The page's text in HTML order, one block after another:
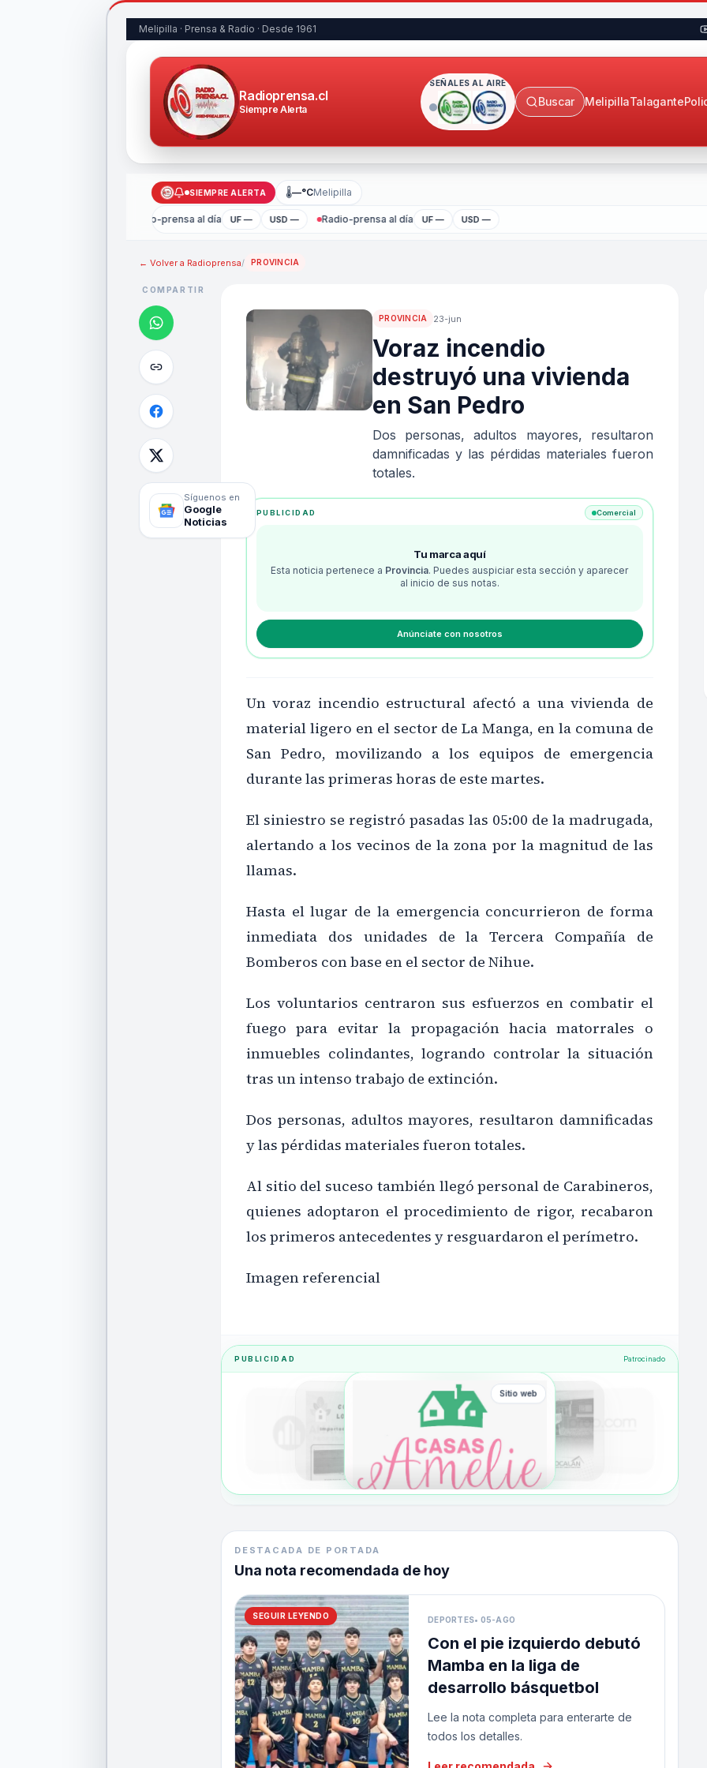
Melipilla · Prensa & Radio · Desde 1961
Radioprensa.cl
Siempre Alerta
SEÑALES AL AIRE
Buscar MelipillaTalagante
SIEMPRE ALERTA 🌡—°CMelipilla
Radio-prensa al día UF — USD — Radio-prensa al día UF — USD —
← Volver a Radioprensa/ PROVINCIA
COMPARTIR
Síguenos en
Google
Noticias
PROVINCIA 23-jun
Voraz incendio
destruyó una vivienda
en San Pedro
Dos personas, adultos mayores, resultaron
damnificadas y las pérdidas materiales fueron
totales.
PUBLICIDAD Comercial
Tu marca aquí
Esta noticia pertenece a Provincia. Puedes auspiciar esta sección y aparecer
al inicio de sus notas.
Anúnciate con nosotros
Un voraz incendio estructural afectó a una vivienda de
material ligero en el sector de La Manga, en la comuna de
San Pedro, movilizando a los equipos de emergencia
durante las primeras horas de este martes.
El siniestro se registró pasadas las 05:00 de la madrugada,
alertando a los vecinos de la zona por la magnitud de las
llamas.
Hasta el lugar de la emergencia concurrieron de forma
inmediata dos unidades de la Tercera Compañía de
Bomberos con base en el sector de Nihue.
Los voluntarios centraron sus esfuerzos en combatir el
fuego para evitar la propagación hacia matorrales o
inmuebles colindantes, logrando controlar la situación
tras un intenso trabajo de extinción.
Dos personas, adultos mayores, resultaron damnificadas
y las pérdidas materiales fueron totales.
Al sitio del suceso también llegó personal de Carabineros,
quienes adoptaron el procedimiento de rigor, recabaron
los primeros antecedentes y resguardaron el perímetro.
Imagen referencial
PUBLICIDAD Patrocinado
Sitio web
DESTACADA DE PORTADA
Una nota recomendada de hoy
SEGUIR LEYENDO DEPORTES• 05-AGO
Con el pie izquierdo debutó
Mamba en la liga de
desarrollo básquetbol
Lee la nota completa para enterarte de
todos los detalles.